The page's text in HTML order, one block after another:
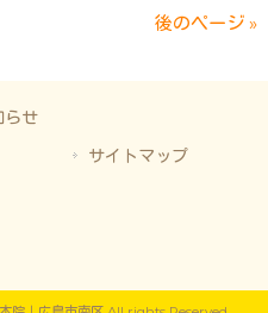
後のページ »
らせ
サイトマップ